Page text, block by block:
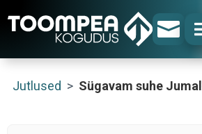

Jutlused > Sügavam suhe